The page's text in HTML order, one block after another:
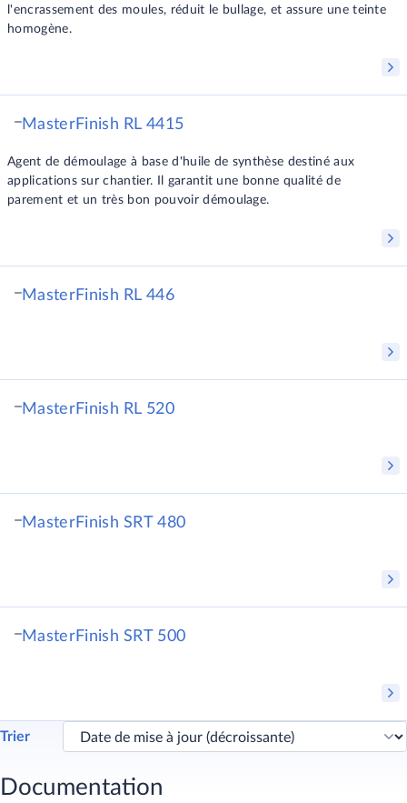
l'encrassement des moules, réduit le bullage, et assure une teinte
homogène.
MasterFinish RL 4415
Agent de démoulage à base d'huile de synthèse destiné aux
applications sur chantier. Il garantit une bonne qualité de
parement et un très bon pouvoir démoulage.
MasterFinish RL 446
MasterFinish RL 520
MasterFinish SRT 480
MasterFinish SRT 500
Trier
Documentation